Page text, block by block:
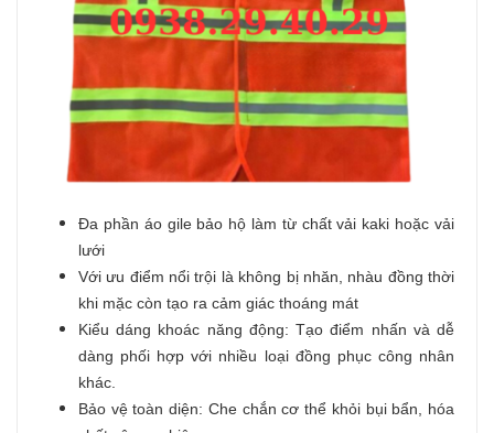
Đa phần áo gile bảo hộ làm từ chất vải kaki hoặc vải
lưới
Với ưu điểm nổi trội là không bị nhăn, nhàu đồng thời
khi mặc còn tạo ra cảm giác thoáng mát
Kiểu dáng khoác năng động: Tạo điểm nhấn và dễ
dàng phối hợp với nhiều loại đồng phục công nhân
khác.
Bảo vệtoàn diện: Che chắn cơ thể khỏi bụi bẩn, hóa